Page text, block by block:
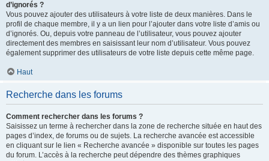
d’ignorés ?
Vous pouvez ajouter des utilisateurs à votre liste de deux manières. Dans le
profil de chaque membre, il y a un lien pour l’ajouter dans votre liste d’amis ou
d’ignorés. Ou, depuis votre panneau de l’utilisateur, vous pouvez ajouter
directement des membres en saisissant leur nom d’utilisateur. Vous pouvez
également supprimer des utilisateurs de votre liste depuis cette même page.
Haut
Recherche dans les forums
Comment rechercher dans les forums ?
Saisissez un terme à rechercher dans la zone de recherche située en haut des
pages d’index, de forums ou de sujets. La recherche avancée est accessible
en cliquant sur le lien « Recherche avancée » disponible sur toutes les pages
du forum. L’accès à la recherche peut dépendre des thèmes graphiques